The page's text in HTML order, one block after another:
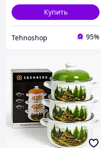
Купить
Tehnoshop 95%